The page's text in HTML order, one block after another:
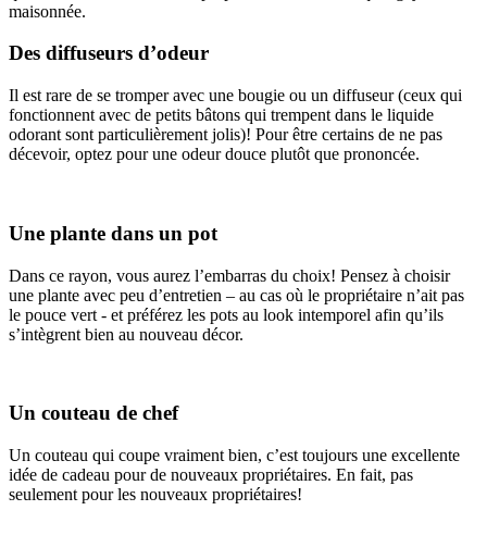
maisonnée.
Des diffuseurs d’odeur
Il est rare de se tromper avec une bougie ou un diffuseur (ceux qui
fonctionnent avec de petits bâtons qui trempent dans le liquide
odorant sont particulièrement jolis)! Pour être certains de ne pas
décevoir, optez pour une odeur douce plutôt que prononcée.
Une plante dans un pot
Dans ce rayon, vous aurez l’embarras du choix! Pensez à choisir
une plante avec peu d’entretien – au cas où le propriétaire n’ait pas
le pouce vert - et préférez les pots au look intemporel afin qu’ils
s’intègrent bien au nouveau décor.
Un couteau de chef
Un couteau qui coupe vraiment bien, c’est toujours une excellente
idée de cadeau pour de nouveaux propriétaires. En fait, pas
seulement pour les nouveaux propriétaires!